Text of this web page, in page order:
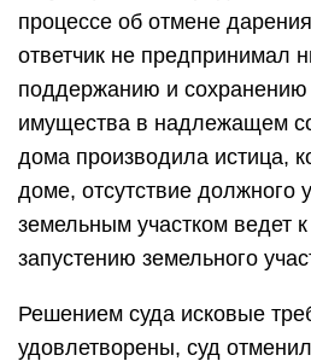
процессе об отмене
ответчик не предпринимал
поддержанию и сохранению
имущества в надлежащем
дома производила истица,
доме, отсутствие должного
земельным участком ведет
запустению земельного
Решением суда исковые
удовлетворены, суд